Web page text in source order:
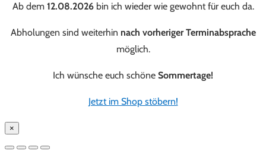
Ab dem 12.08.2026bin ich wieder wie gewohnt für euch da.
Abholungen sind weiterhin nach vorheriger Terminabsprache
möglich.
Ich wünsche euch schöne Sommertage!
Jetzt im Shop stöbern!
×